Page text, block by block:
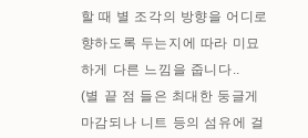
할 때 별 조각의 방향을 어디로
향하도록 두는지에 따라 미묘
하게 다른 느낌을 줍니다..
(별 끝 점 들은 최대한 둥글게
마감되나 니트 등의 섬유에 걸